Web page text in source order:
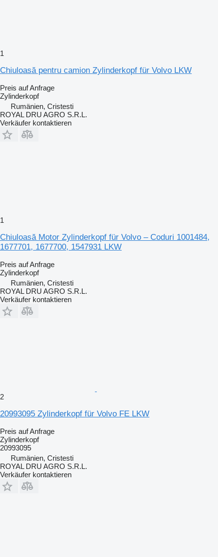
1
Chiuloasă pentru camion Zylinderkopf für Volvo LKW
Preis auf Anfrage
Zylinderkopf
Rumänien, Cristesti
ROYAL DRU AGRO S.R.L.
Verkäufer kontaktieren
1
Chiuloasă Motor Zylinderkopf für Volvo – Coduri 1001484,
1677701, 1677700, 1547931 LKW
Preis auf Anfrage
Zylinderkopf
Rumänien, Cristesti
ROYAL DRU AGRO S.R.L.
Verkäufer kontaktieren
2
20993095 Zylinderkopf für Volvo FE LKW
Preis auf Anfrage
Zylinderkopf
20993095
Rumänien, Cristesti
ROYAL DRU AGRO S.R.L.
Verkäufer kontaktieren